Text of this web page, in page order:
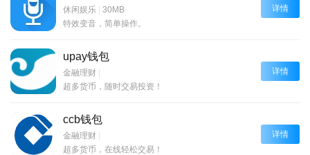
休闲娱乐 | 30MB
特效变音，简单操作。
详情
upay钱包
金融理财 |
超多货币，随时交易投资！
详情
ccb钱包
金融理财 |
超多货币，在线轻松交易！
详情